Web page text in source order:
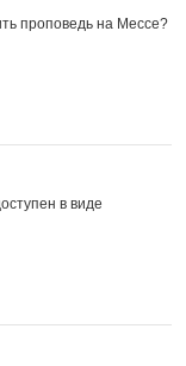
проповедь на Мессе?
в виде